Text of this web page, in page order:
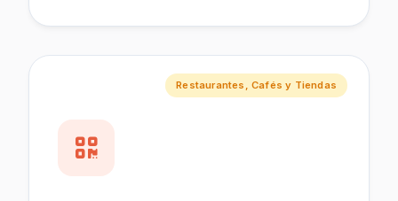
Restaurantes, Cafés y Tiendas